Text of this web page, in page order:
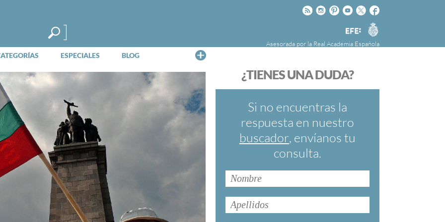
Facebook
Twitter
Youtube
Pinteres
Instagram
Rss
Agencia
EFE
Asesorada por la Real Academia Española
ESPECIALES BLOG
FundéuRAE es una fundación patrocinada por
cuyo objetivo es colaborar con el buen uso del
español en los medios de comunicación y en
Internet.
¿TIENES UNA DUDA?
Si no encuentras la
respuesta en nuestro
buscador, envíanos tu
consulta.